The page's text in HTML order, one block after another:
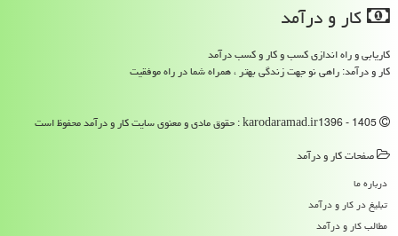
كار و درآمد
کاریابی و راه اندازی کسب و کار و کسب درآمد
کار و درآمد: راهی نو جهت زندگی بهتر ، همراه شما در راه موفقیت
صفحات كار و درآمد
درباره ما
تبلیغ در كار و درآمد
مطالب كار و درآمد